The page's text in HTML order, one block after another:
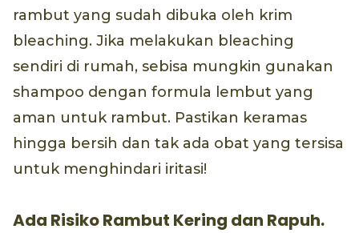
rambut yang sudah dibuka oleh krim
bleaching. Jika melakukan bleaching
sendiri di rumah, sebisa mungkin gunakan
shampoo dengan formula lembut yang
aman untuk rambut. Pastikan keramas
hingga bersih dan tak ada obat yang tersisa
untuk menghindari iritasi!
Ada Risiko Rambut Kering dan Rapuh.